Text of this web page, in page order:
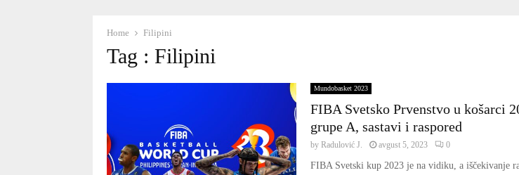
Home Filipini
Tag : Filipini
Mundobasket 2023
FIBA Svetsko Prvenstvo u košarci
grupe A, sastavi i raspored
by Radulović J. avgust 5, 2023 0
FIBA Svetski kup 2023 je na vidiku, a iščekivanje